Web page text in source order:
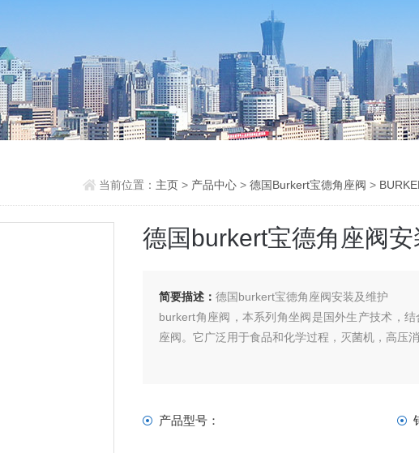
当前位置： 主页 > 产品中心> 德国Burkert宝德角座阀 >
德国burkert宝德角座阀
简要描述：德国burkert宝德角座阀安装及维护
burkert角座阀，本系列角坐阀是国外生产技术，
座阀。它广泛用于食品和化学过程，灭菌机，高压
产品型号：